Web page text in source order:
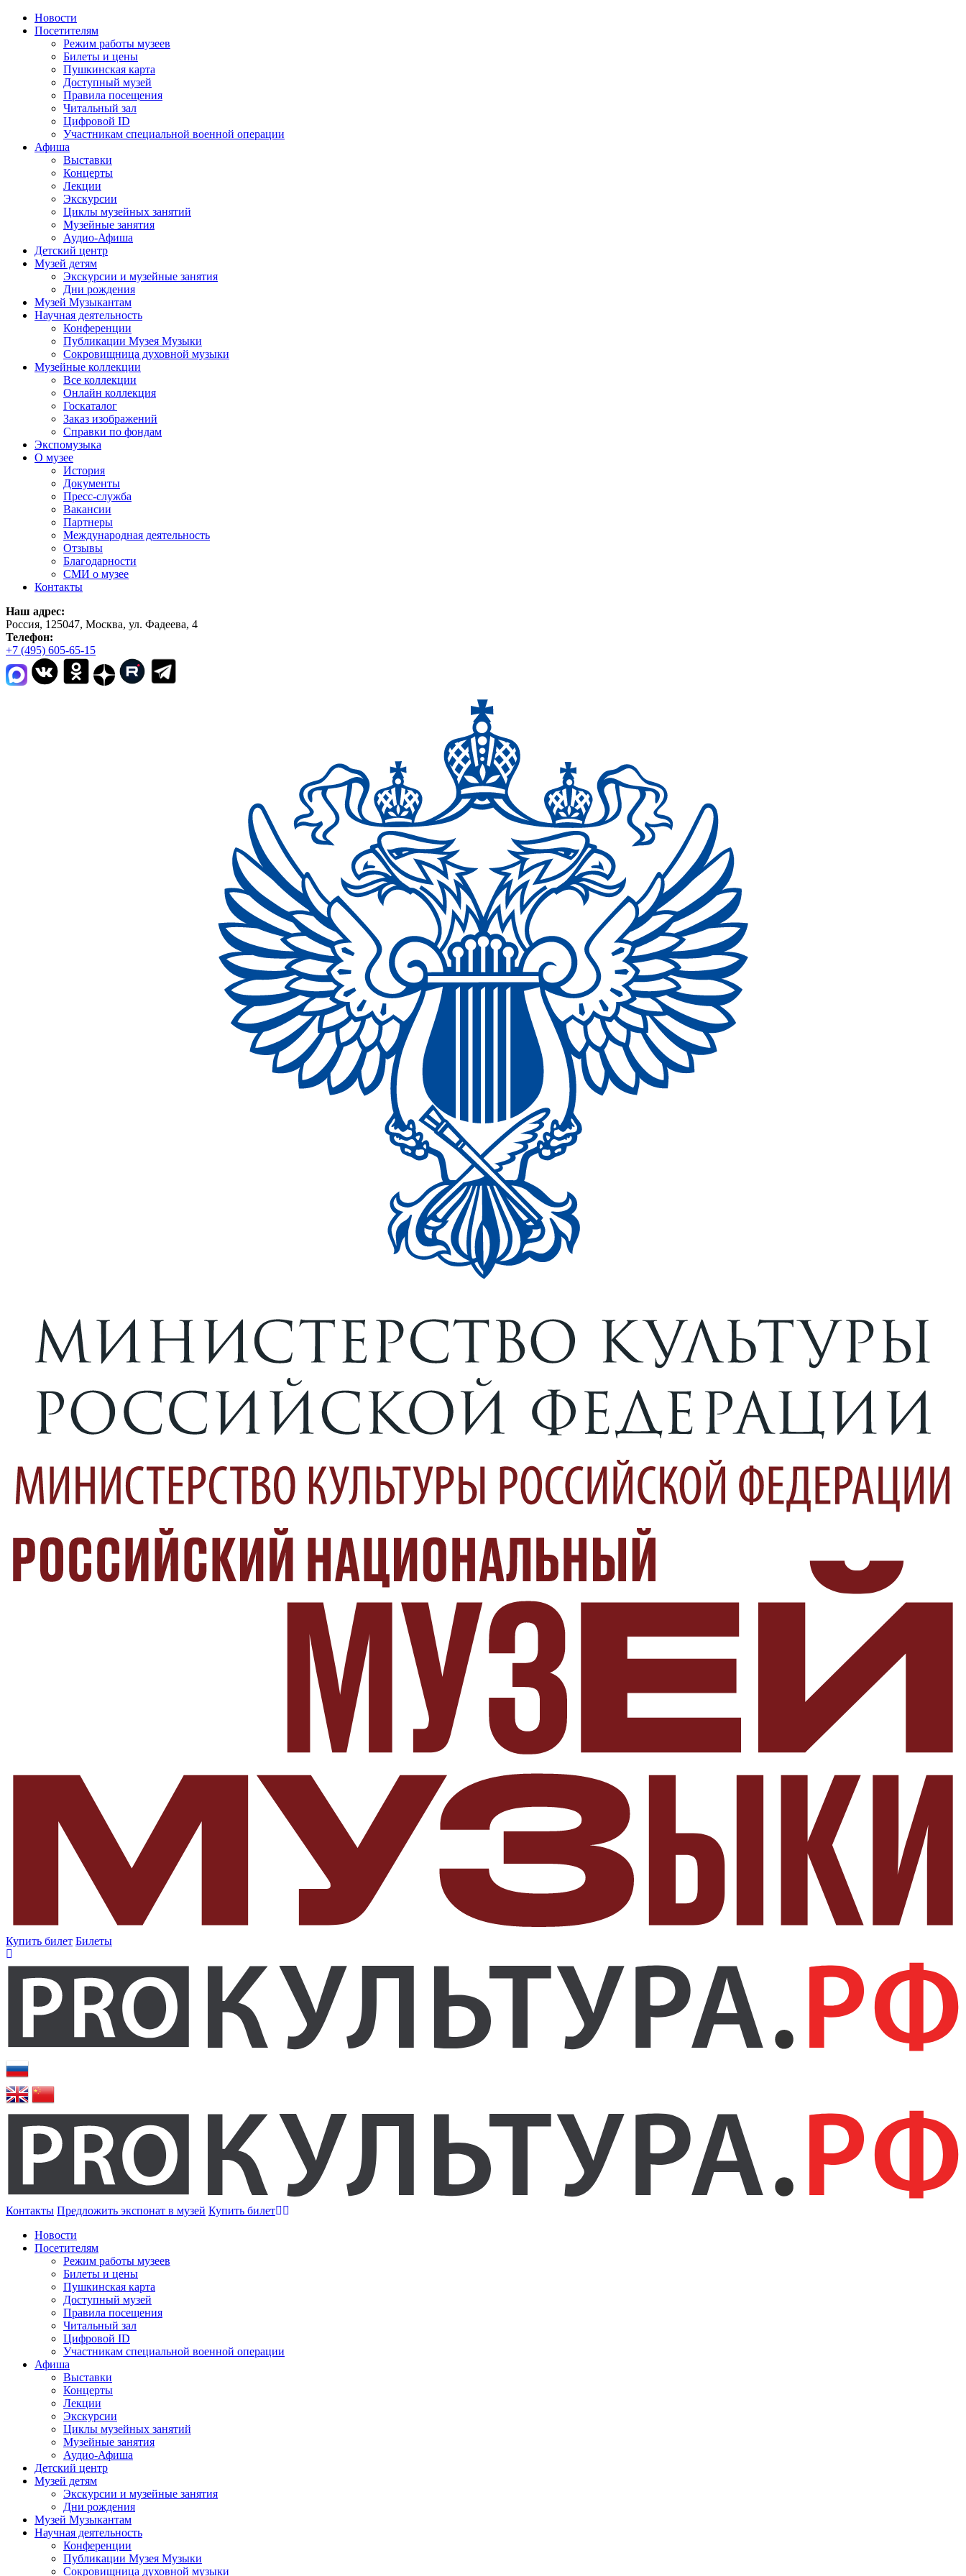
Новости
Посетителям
Режим работы музеев
Билеты и цены
Пушкинская карта
Доступный музей
Правила посещения
Читальный зал
Цифровой ID
Участникам специальной военной операции
Афиша
Выставки
Концерты
Лекции
Экскурсии
Циклы музейных занятий
Музейные занятия
Аудио-Афиша
Детский центр
Музей детям
Экскурсии и музейные занятия
Дни рождения
Музей Музыкантам
Научная деятельность
Конференции
Публикации Музея Музыки
Сокровищница духовной музыки
Музейные коллекции
Все коллекции
Онлайн коллекция
Госкаталог
Заказ изображений
Справки по фондам
Экспомузыка
О музее
История
Документы
Пресс-служба
Вакансии
Партнеры
Международная деятельность
Отзывы
Благодарности
СМИ о музее
Контакты
Наш адрес:
Россия, 125047, Москва, ул. Фадеева, 4
Телефон:
+7 (495) 605-65-15
Купить билет Билеты
Контакты Предложить экспонат в музей Купить билет
Новости
Посетителям
Режим работы музеев
Билеты и цены
Пушкинская карта
Доступный музей
Правила посещения
Читальный зал
Цифровой ID
Участникам специальной военной операции
Афиша
Выставки
Концерты
Лекции
Экскурсии
Циклы музейных занятий
Музейные занятия
Аудио-Афиша
Детский центр
Музей детям
Экскурсии и музейные занятия
Дни рождения
Музей Музыкантам
Научная деятельность
Конференции
Публикации Музея Музыки
Сокровищница духовной музыки